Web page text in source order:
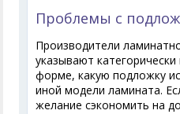
Проблемы с
Производители
указывают
форме, какую подложку
иной модели ламината.
желание сэкономить на